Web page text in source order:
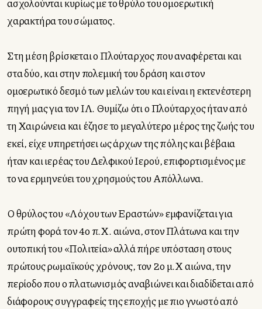
χαρακτήρα του σώματος.
Στη μέση βρίσκεται ο Πλούταρχος που αναφέρεται και
στα δύο, και στην πολεμική του δράση και στον
ομοερωτικό δεσμό των μελών του και είναι η εκτενέστερη
πηγή μας για τον ΙΛ. Θυμίζω ότι ο Πλούταρχος ήταν από
τη Χαιρώνεια και έζησε το μεγαλύτερο μέρος της ζωής του
εκεί, είχε υπηρετήσει ως άρχων της πόλης και βέβαια
ήταν και ιερέας του Δελφικού Ιερού, επιφορτισμένος με
το να ερμηνεύει του χρησμούς του Απόλλωνα.
Ο θρύλος του «Λόχου των Εραστών» εμφανίζεται για
πρώτη φορά τον 4ο π.Χ. αιώνα, στον Πλάτωνα και την
ουτοπική του «Πολιτεία» αλλά πήρε υπόσταση στους
πρώτους ρωμαϊκούς χρόνους, τον 2ο μ.Χ αιώνα, την
περίοδο που ο πλατωνισμός αναβιώνει και διαδίδεται από
διάφορους συγγραφείς της εποχής με πιο γνωστό από